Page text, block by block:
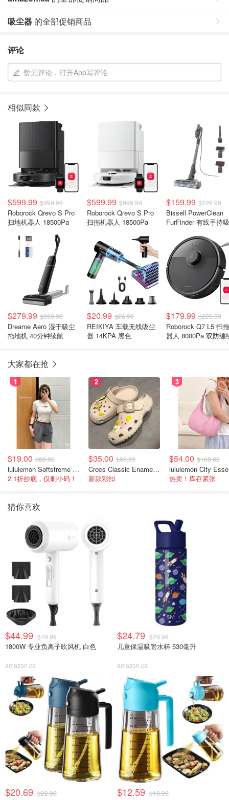
吸尘器 的全部促销商品
评论
暂无评论，打开App写评论
相似同款
$599.99 $999.99
Roborock Qrevo S Pro
扫地机器人 18500Pa
$599.99 $999.99
Roborock Qrevo S Pro
扫拖机器人 18500Pa
$159.99 $229.99
Bissell PowerClean
FurFinder 有线手持
$279.99 $399.99
Dreame Aero 湿干吸尘
拖地机 40分钟续航
$20.99 $26.99
REIKIYA 车载无线吸尘
器 14KPA 黑色
$179.99 $229.99
Roborock Q7 L5 扫
器人 8000Pa 双防缠
大家都在抢
1
$19.00 $88.00
lululemon Softstreme 女士高腰短裤 10cm
2.1折抄底，仅剩小码！
2
$35.00 $69.99
Crocs Classic Enamel Buckle 卡骆驰布扣便鞋
新款彩扣
3
$54.00 $108.00
热卖！库存紧张
猜你喜欢
$44.99 $49.99
1800W 专业负离子吹风机 白色
amazon.ca
$24.79 $29.99
儿童保温吸管水杯 530毫升
amazon.ca
$20.69 $22.99 $12.59 $13.99